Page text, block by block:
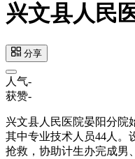
兴文县人民
分享
人气-
获赞-
兴文县人民医院晏阳分院
其中专业技术人员44人。
抢救，协助计生办完成男